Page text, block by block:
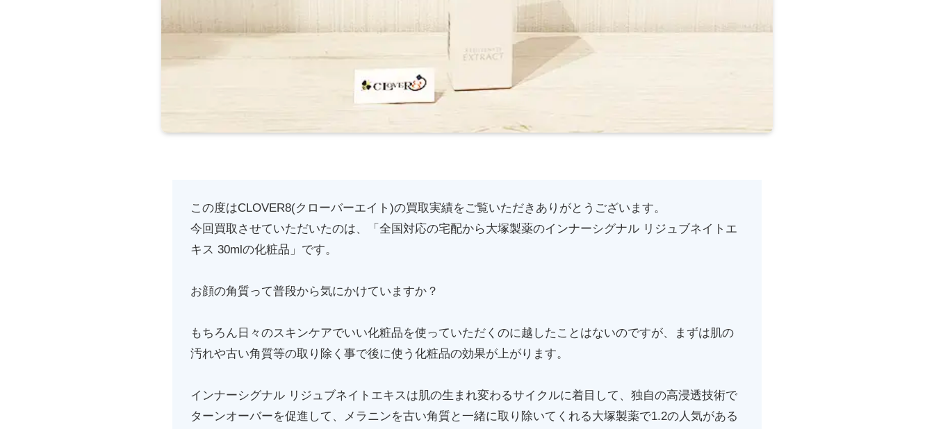
この度はCLOVER8(クローバーエイト)の買取実績をご覧いただきありがとうございます。
今回買取させていただいたのは、「全国対応の宅配から大塚製薬のインナーシグナル リジュブネイトエ
キス 30mlの化粧品」です。
お顔の角質って普段から気にかけていますか？
もちろん日々のスキンケアでいい化粧品を使っていただくのに越したことはないのですが、まずは肌の
汚れや古い角質等の取り除く事で後に使う化粧品の効果が上がります。
インナーシグナル リジュブネイトエキスは肌の生まれ変わるサイクルに着目して、独自の高浸透技術で
ターンオーバーを促進して、メラニンを古い角質と一緒に取り除いてくれる大塚製薬で1.2の人気がある